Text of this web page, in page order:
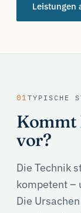
Leistungen
01TYPISCHE
Kommt
vor?
Die Technik
kompetent –
Die